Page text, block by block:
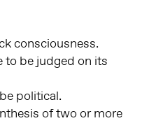
consciousness.
to be judged on its
political.
of two or more